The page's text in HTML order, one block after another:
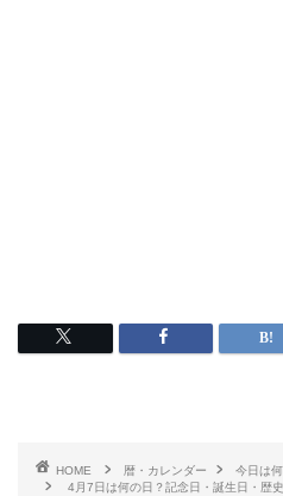
HOME 暦・カレンダー
今日は何
4月7日は何の日？記念日・誕生日・歴